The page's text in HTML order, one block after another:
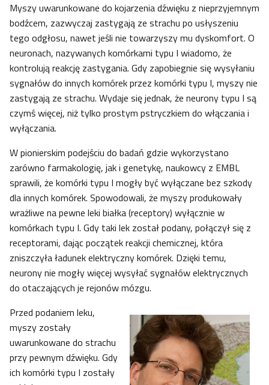
Myszy uwarunkowane do kojarzenia dźwięku z nieprzyjemnym
bodźcem, zazwyczaj zastygają ze strachu po usłyszeniu
tego odgłosu, nawet jeśli nie towarzyszy mu dyskomfort. O
neuronach, nazywanych komórkami typu I wiadomo, że
kontrolują reakcję zastygania. Gdy zapobiegnie się wysyłaniu
sygnałów do innych komórek przez komórki typu I, myszy nie
zastygają ze strachu. Wydaje się jednak, że neurony typu I są
czymś więcej, niż tylko prostym pstryczkiem do włączania i
wyłączania.
W pionierskim podejściu do badań gdzie wykorzystano
zarówno farmakologię, jak i genetykę, naukowcy z EMBL
sprawili, że komórki typu I mogły być wyłączane bez szkody
dla innych komórek. Spowodowali, że myszy produkowały
wrażliwe na pewne leki białka (receptory) wyłącznie w
komórkach typu I. Gdy taki lek został podany, połączył się z
receptorami, dając początek reakcji chemicznej, która
zniszczyła ładunek elektryczny komórek. Dzięki temu,
neurony nie mogły więcej wysyłać sygnałów elektrycznych
do otaczających je rejonów mózgu.
Przed podaniem leku,
myszy zostały
uwarunkowane do strachu
przy pewnym dźwięku. Gdy
ich komórki typu I zostały